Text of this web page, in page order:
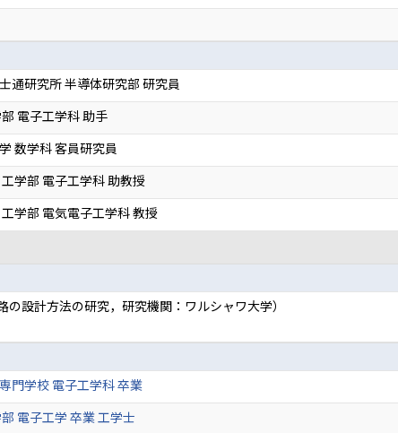
研究所 半導体研究部 研究員
電子工学科 助手
数学科 客員研究員
学部 電子工学科 助教授
学部 電気電子工学科 教授
設計方法の研究，研究機関：ワルシャワ大学）
門学校 電子工学科 卒業
電子工学 卒業 工学士